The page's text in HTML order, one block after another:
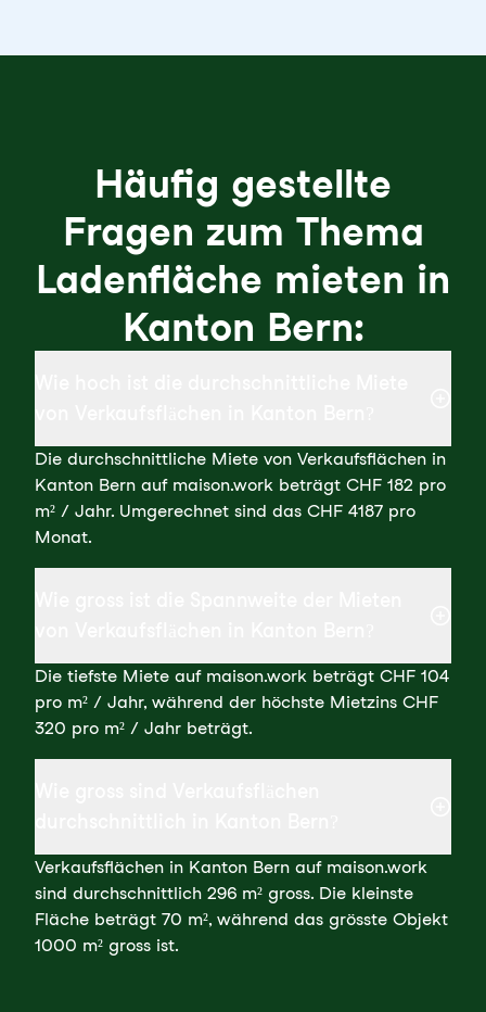
Häufig gestellte
Fragen zum Thema
Ladenfläche mieten in
Kanton Bern:
Die durchschnittliche Miete von Verkaufsflächen in
Kanton Bern auf maison.work beträgt CHF 182 pro
m² / Jahr. Umgerechnet sind das CHF 4187 pro
Monat.
Die tiefste Miete auf maison.work beträgt CHF 104
pro m² / Jahr, während der höchste Mietzins CHF
320 pro m² / Jahr beträgt.
Verkaufsflächen in Kanton Bern auf maison.work
sind durchschnittlich 296 m² gross. Die kleinste
Fläche beträgt 70 m², während das grösste Objekt
1000 m² gross ist.